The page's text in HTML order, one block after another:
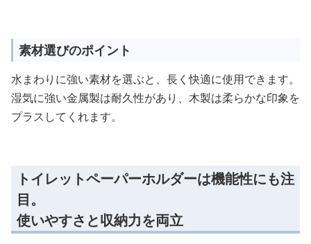
素材選びのポイント
水まわりに強い素材を選ぶと、長く快適に使用できます。
湿気に強い金属製は耐久性があり、木製は柔らかな印象を
プラスしてくれます。
トイレットペーパーホルダーは機能性にも注
目。
使いやすさと収納力を両立